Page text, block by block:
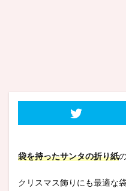
袋を持ったサンタの折り紙
クリスマス飾りにも最適な